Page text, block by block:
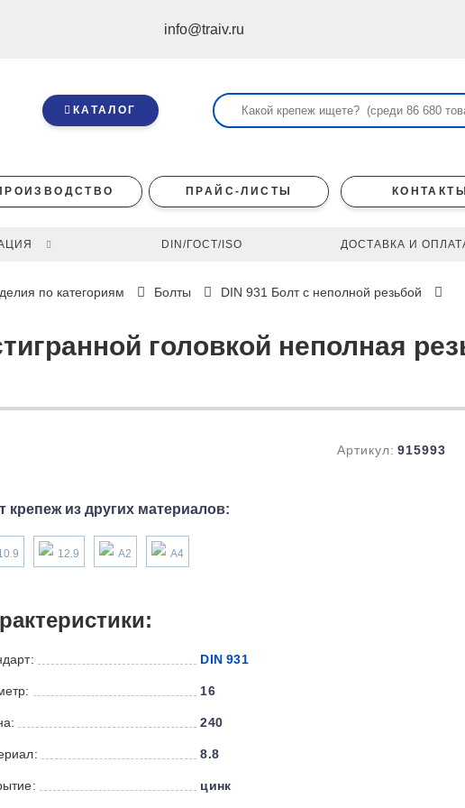
info@traiv.ru
КАТАЛОГ
ПРАЙС-ЛИСТЫ КОНТАКТЫ
DIN/ГОСТ/ISO ДОСТАВКА И
по категориям Болты DIN 931 Болт с неполной резьбой
головкой неполная
Артикул: 915993
крепеж из других материалов:
12.9 А2 А4
DIN 931
16
240
8.8
цинк